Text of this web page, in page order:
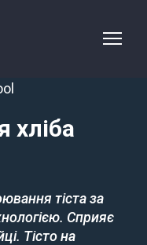
хліба
тіста за
Сприяє
Тісто на